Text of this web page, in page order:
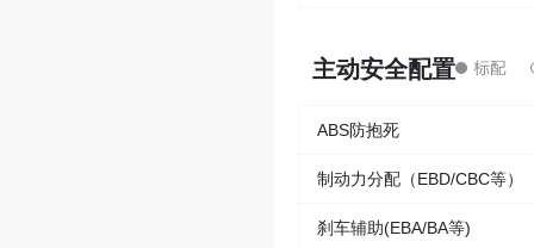
主动安全配置
ABS防抱死
制动力分配（EBD/CBC等）
刹车辅助(EBA/BA等)